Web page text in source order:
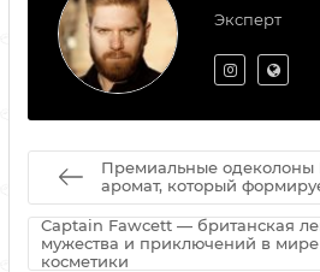
Эксперт
Премиальные
аромат, который
Captain Fawcett — британская
мужества и приключений в
косметики